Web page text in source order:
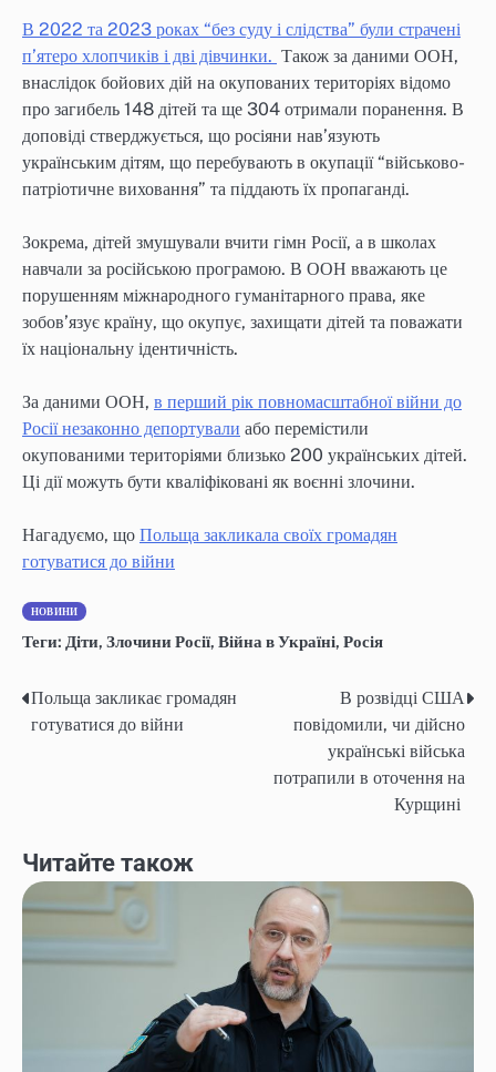
В 2022 та 2023 роках “без суду і слідства” були страчені
п’ятеро хлопчиків і дві дівчинки. Також за даними ООН,
внаслідок бойових дій на окупованих територіях відомо
про загибель 148 дітей та ще 304 отримали поранення. В
доповіді стверджується, що росіяни нав’язують
українським дітям, що перебувають в окупації “військово-
патріотичне виховання” та піддають їх пропаганді.
Зокрема, дітей змушували вчити гімн Росії, а в школах
навчали за російською програмою. В ООН вважають це
порушенням міжнародного гуманітарного права, яке
зобов’язує країну, що окупує, захищати дітей та поважати
їх національну ідентичність.
За даними ООН, в перший рік повномасштабної війни до
Росії незаконно депортували або перемістили
окупованими територіями близько 200 українських дітей.
Ці дії можуть бути кваліфіковані як воєнні злочини.
Нагадуємо, що Польща закликала своїх громадян
готуватися до війни
НОВИНИ
Теги: Діти, Злочини Росії, Війна в Україні, Росія
Навігація
записів
Польща закликає громадян
готуватися до війни
В розвідці США
повідомили, чи дійсно
українські війська
потрапили в оточення на
Курщині
Читайте також